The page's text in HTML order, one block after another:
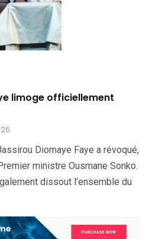
limoge officiellement
Diomaye Faye a révoqué,
ministre Ousmane Sonko.
dissout l’ensemble du